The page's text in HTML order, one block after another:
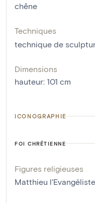
chêne
Techniques
technique de
Dimensions
hauteur: 101 cm
ICONOGRAPHIE
FOI CHRÉTIENNE
Figures religieuses
Matthieu